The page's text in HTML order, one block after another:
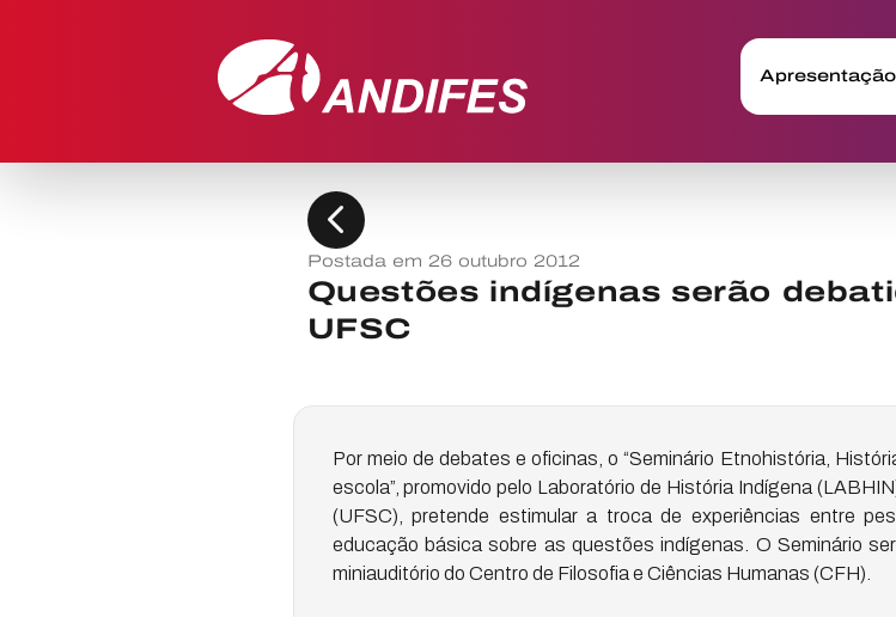
Apresentação
chevron_left
Postada em 26 outubro 2012
Questões indígenas serão
UFSC
Por meio de debates e oficinas, o “Seminário Etnohistória,
escola”, promovido pelo Laboratório de História Indígena
(UFSC), pretende estimular a troca de experiências entre
educação básica sobre as questões indígenas. O Seminário
miniauditório do Centro de Filosofia e Ciências Humanas (CFH).